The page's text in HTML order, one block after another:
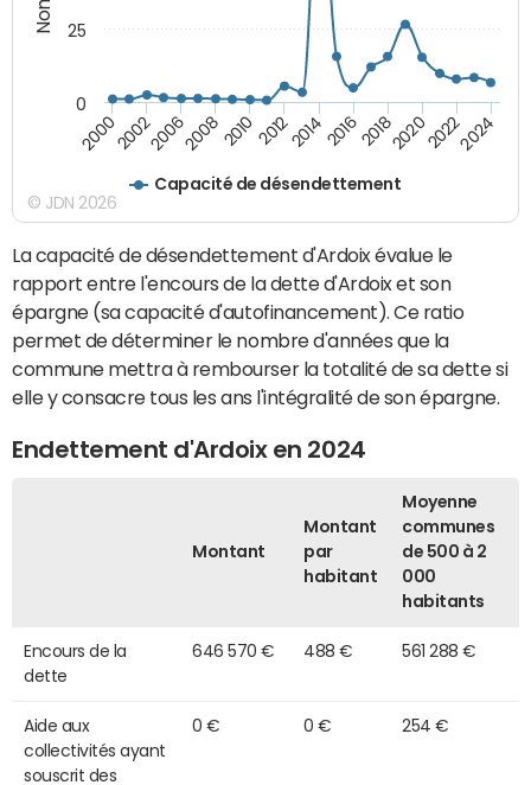
Capacité de désendettement
20002002200620082010 2012201420162018202020222024
0
25
© JDN 2026
La capacité de désendettement d'Ardoix évalue le
rapport entre l'encours de la dette d'Ardoix et son
épargne (sa capacité d'autofinancement). Ce ratio
permet de déterminer le nombre d'années que la
commune mettra à rembourser la totalité de sa dette si
elle y consacre tous les ans l'intégralité de son épargne.
Endettement d'Ardoix en 2024
Montant
Montant
par
habitant
Moyenne
communes
de 500 à 2
000
habitants
Encours de la
dette
646 570 € 488 € 561 288 €
Aide aux
collectivités ayant
souscrit des
0 € 0 € 254 €